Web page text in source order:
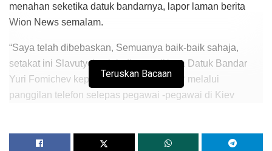
menahan seketika datuk bandarnya, lapor laman berita
Wion News semalam.
“Saya telah dibebaskan, Semuanya baik-baik sahaja,
setakat ini Slavutych telah ditawan,’’ kata Datuk Bandar
Yuri Fomichev kepada agensi berita AFP melalui
panggilan telefon selepas pegawai -pegawai di Kiev
Terdahulu, Kiev memaklumkan bahawa tentera Rusia telah
Teruskan Bacaan